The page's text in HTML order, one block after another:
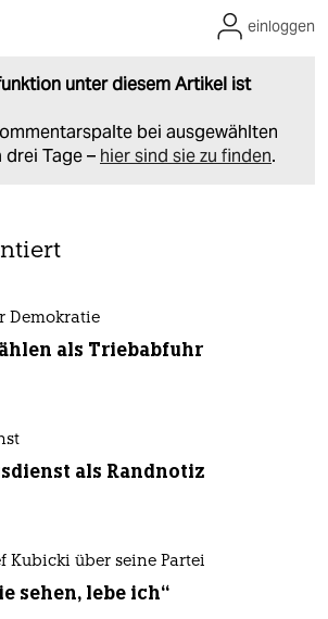
unter diesem Artikel ist
bei ausgewählten
Tage – hier sind sie zu finden.
einloggen
Demokratie
als Triebabfuhr
als Randnotiz
Kubicki über seine Partei
sehen, lebe ich“